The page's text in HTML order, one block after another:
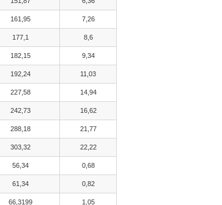
161,95 7,26
177,1 8,6
182,15 9,34
192,24 11,03
227,58 14,94
242,73 16,62
288,18 21,77
303,32 22,22
56,34 0,68
61,34 0,82
66,3199 1,05